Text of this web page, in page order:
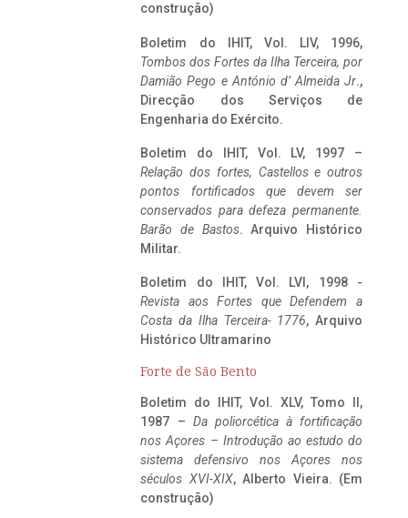
construção)
Boletim do IHIT, Vol. LIV, 1996,
Tombos dos Fortes da Ilha Terceira, por
Damião Pego e António d’ Almeida Jr.,
Direcção dos Serviços de
Engenharia do Exército.
Boletim do IHIT, Vol. LV, 1997 –
Relação dos fortes, Castellos e outros
pontos fortificados que devem ser
conservados para defeza permanente.
Barão de Bastos. Arquivo Histórico
Militar.
Boletim do IHIT, Vol. LVI, 1998 -
Revista aos Fortes que Defendem a
Costa da Ilha Terceira- 1776, Arquivo
Histórico Ultramarino
Forte de São Bento
Boletim do IHIT, Vol. XLV, Tomo II,
1987 – Da poliorcética à fortificação
nos Açores – Introdução ao estudo do
sistema defensivo nos Açores nos
séculos XVI-XIX, Alberto Vieira. (Em
construção)